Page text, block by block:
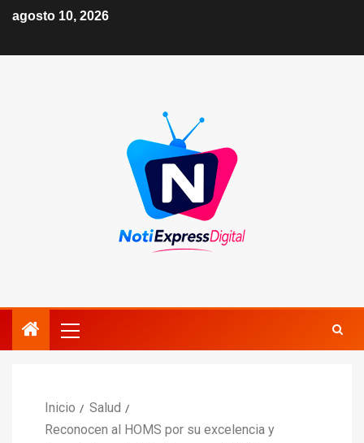
agosto 10, 2026
Inicio
Salud
Reconocen al HOMS por su excelencia y